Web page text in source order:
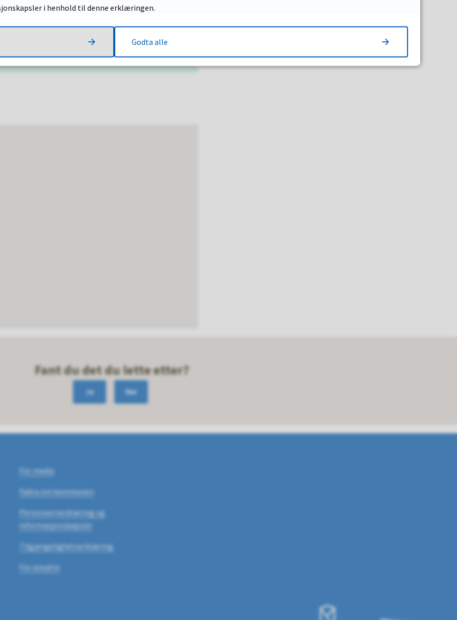
du som forelder og foresatt trenger når du har
elevhverdagen, skolemiljø og så videre.
Fant du det du lette etter?
Ja Nei
For media
Fakta om kommunen
Personvernerklæring og
informasjonskapsler
Tilgjengelighetserklæring
For ansatte
i henhold til denne erklæringen.
Godta alle